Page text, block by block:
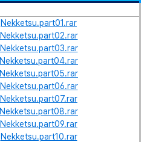
Nekketsu.part01.rar
Nekketsu.part02.rar
Nekketsu.part03.rar
Nekketsu.part04.rar
Nekketsu.part05.rar
Nekketsu.part06.rar
Nekketsu.part07.rar
Nekketsu.part08.rar
Nekketsu.part09.rar
Nekketsu.part10.rar